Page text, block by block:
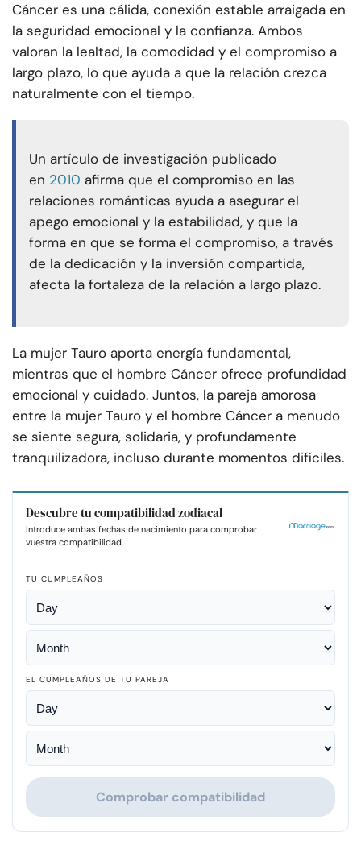
Cáncer es una cálida, conexión estable arraigada en
la seguridad emocional y la confianza. Ambos
valoran la lealtad, la comodidad y el compromiso a
largo plazo, lo que ayuda a que la relación crezca
naturalmente con el tiempo.
Un artículo de investigación publicado
en 2010 afirma que el compromiso en las
relaciones románticas ayuda a asegurar el
apego emocional y la estabilidad, y que la
forma en que se forma el compromiso, a través
de la dedicación y la inversión compartida,
afecta la fortaleza de la relación a largo plazo.
La mujer Tauro aporta energía fundamental,
mientras que el hombre Cáncer ofrece profundidad
emocional y cuidado. Juntos, la pareja amorosa
entre la mujer Tauro y el hombre Cáncer a menudo
se siente segura, solidaria, y profundamente
tranquilizadora, incluso durante momentos difíciles.
Descubre tu compatibilidad zodiacal
Introduce ambas fechas de nacimiento para comprobar
vuestra compatibilidad.
TU CUMPLEAÑOS
EL CUMPLEAÑOS DE TU PAREJA
Comprobar compatibilidad